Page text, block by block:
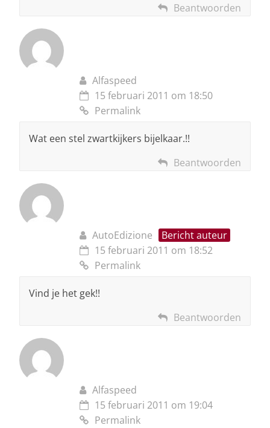
Beantwoorden
Alfaspeed
15 februari 2011 om 18:50
Permalink
Wat een stel zwartkijkers bijelkaar.!!
Beantwoorden
AutoEdizione
Bericht auteur
15 februari 2011 om 18:52
Permalink
Vind je het gek!!
Beantwoorden
Alfaspeed
15 februari 2011 om 19:04
Permalink